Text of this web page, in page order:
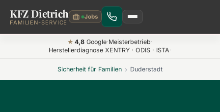
Zum Hauptinhalt springen
KFZ Dietrich
FAMILIEN-SERVICE
★ 4,8Google·Meisterbetrieb·
Herstellerdiagnose XENTRY · ODIS · ISTA·
Sicherheit für Familien › Duderstadt